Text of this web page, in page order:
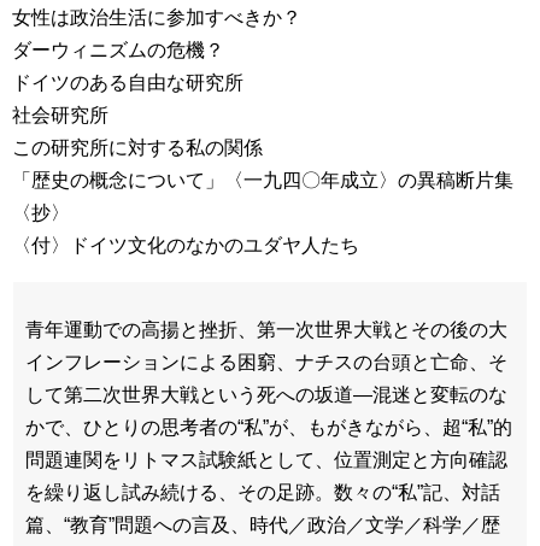
女性は政治生活に参加すべきか？
ダーウィニズムの危機？
ドイツのある自由な研究所
社会研究所
この研究所に対する私の関係
「歴史の概念について」〈一九四〇年成立〉の異稿断片集
〈抄〉
〈付〉ドイツ文化のなかのユダヤ人たち
青年運動での高揚と挫折、第一次世界大戦とその後の大
インフレーションによる困窮、ナチスの台頭と亡命、そ
して第二次世界大戦という死への坂道―混迷と変転のな
かで、ひとりの思考者の“私”が、もがきながら、超“私”的
問題連関をリトマス試験紙として、位置測定と方向確認
を繰り返し試み続ける、その足跡。数々の“私”記、対話
篇、“教育”問題への言及、時代／政治／文学／科学／歴